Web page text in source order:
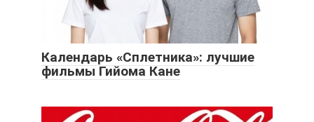
Календарь «Сплетника»: лучшие
фильмы Гийома Кане